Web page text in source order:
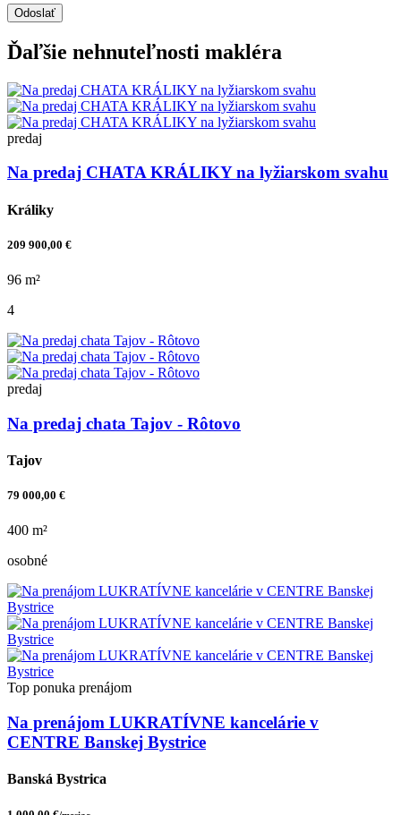
Odoslať
Ďaľšie nehnuteľnosti makléra
predaj
Na predaj CHATA KRÁLIKY na lyžiarskom svahu
Králiky
209 900,00 €
96 m²
4
predaj
Na predaj chata Tajov - Rôtovo
Tajov
79 000,00 €
400 m²
osobné
Top ponuka prenájom
Na prenájom LUKRATÍVNE kancelárie v
CENTRE Banskej Bystrice
Banská Bystrica